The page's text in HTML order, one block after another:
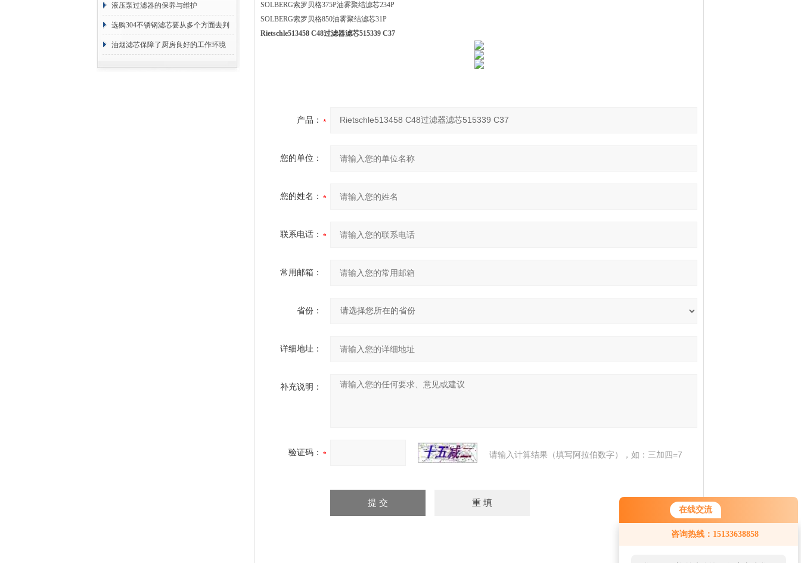
在线交流
咨询热线：15133638858
液压泵过滤器的保养与维护
选购304不锈钢滤芯要从多个方面去判
断
油烟滤芯保障了厨房良好的工作环境
SOLBERG索罗贝格375P油雾聚结滤芯234P
SOLBERG索罗贝格850油雾聚结滤芯31P
Rietschle513458 C48过滤器滤芯515339 C37
产品：
您的单位：
您的姓名：
联系电话：
常用邮箱：
省份：
详细地址：
补充说明：
验证码： 请输入计算结果（填写阿拉伯数字），如：三加四=7